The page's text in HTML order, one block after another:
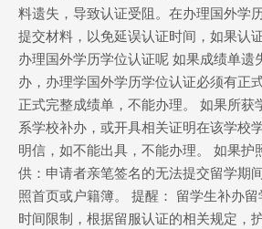
料遗失，导致认证受阻。在办理国外学
提交材料，以免延误认证时间，如果认
办理国外学历学位认证呢 如果成绩单遗
办，办理学国外学历学位认证必须有正
正式完整成绩单，不能办理。 如果所获
系学校补办，或开具相关证明在该学校
明信，如不能出具，不能办理。 如果护
供：申请者亲笔签名的无法提交留学期
照首页或户籍簿。 提醒： 留学生补办
时间限制，根据留服认证的相关规定，